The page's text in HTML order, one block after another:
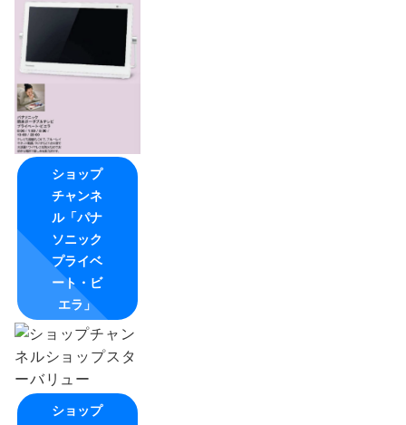
ショップ
チャンネ
ル「パナ
ソニック
プライベ
ート・ビ
エラ」
ショップ